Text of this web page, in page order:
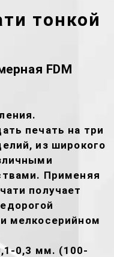
тонкой
FDM
печать на три
из широкого
Применяя
получает
мелкосерийном
0,3 мм. (100-